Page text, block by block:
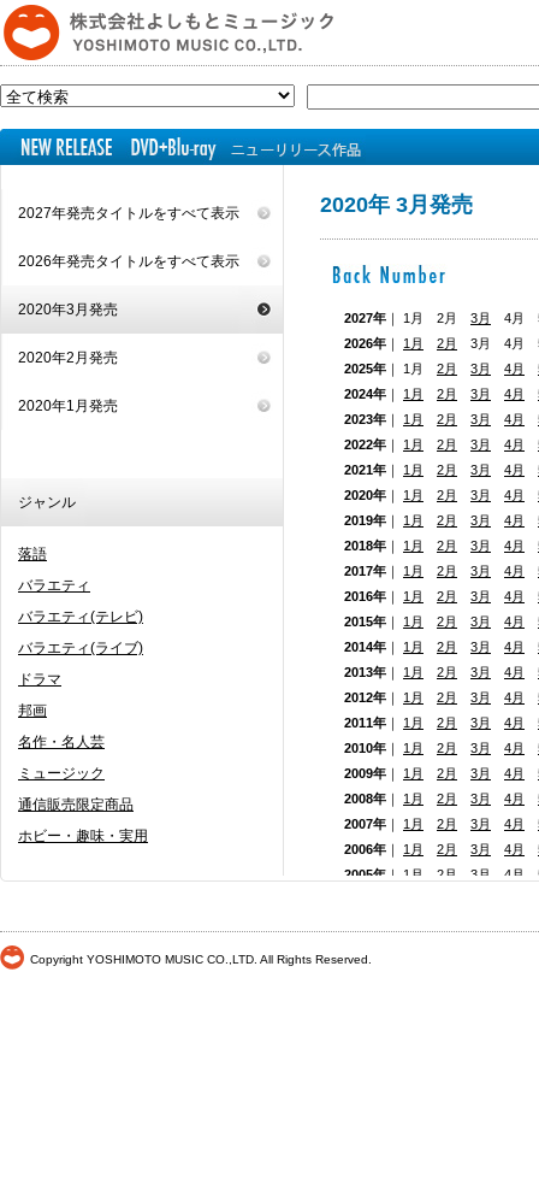
2027年発売タイトルをすべて表示
2026年発売タイトルをすべて表示
2020年3月発売
2020年2月発売
2020年1月発売
ジャンル
落語
バラエティ
バラエティ(テレビ)
バラエティ(ライブ)
ドラマ
邦画
名作・名人芸
ミュージック
通信販売限定商品
ホビー・趣味・実用
2020年 3月発売
2027年 ｜ 1月 2月 3月
4月
2026年 ｜ 1月 2月
3月 4月
2025年 ｜ 1月 2月 3月 4月
2024年 ｜ 1月 2月 3月 4月
2023年 ｜ 1月 2月 3月 4月
2022年 ｜ 1月 2月 3月 4月
2021年 ｜ 1月 2月 3月 4月
2020年 ｜ 1月 2月 3月 4月
2019年 ｜ 1月 2月 3月 4月
2018年 ｜ 1月 2月 3月 4月
2017年 ｜ 1月 2月 3月 4月
2016年 ｜ 1月 2月 3月 4月
2015年 ｜ 1月 2月 3月 4月
2014年 ｜ 1月 2月 3月 4月
2013年 ｜ 1月 2月 3月 4月
2012年 ｜ 1月 2月 3月 4月
2011年 ｜ 1月 2月 3月 4月
2010年 ｜ 1月 2月 3月 4月
2009年 ｜ 1月 2月 3月 4月
2008年 ｜ 1月 2月 3月 4月
2007年 ｜ 1月 2月 3月 4月
2006年 ｜ 1月 2月 3月 4月
2005年 ｜ 1月 2月 3月 4月
Copyright YOSHIMOTO MUSIC CO.,LTD. All Rights Reserved.